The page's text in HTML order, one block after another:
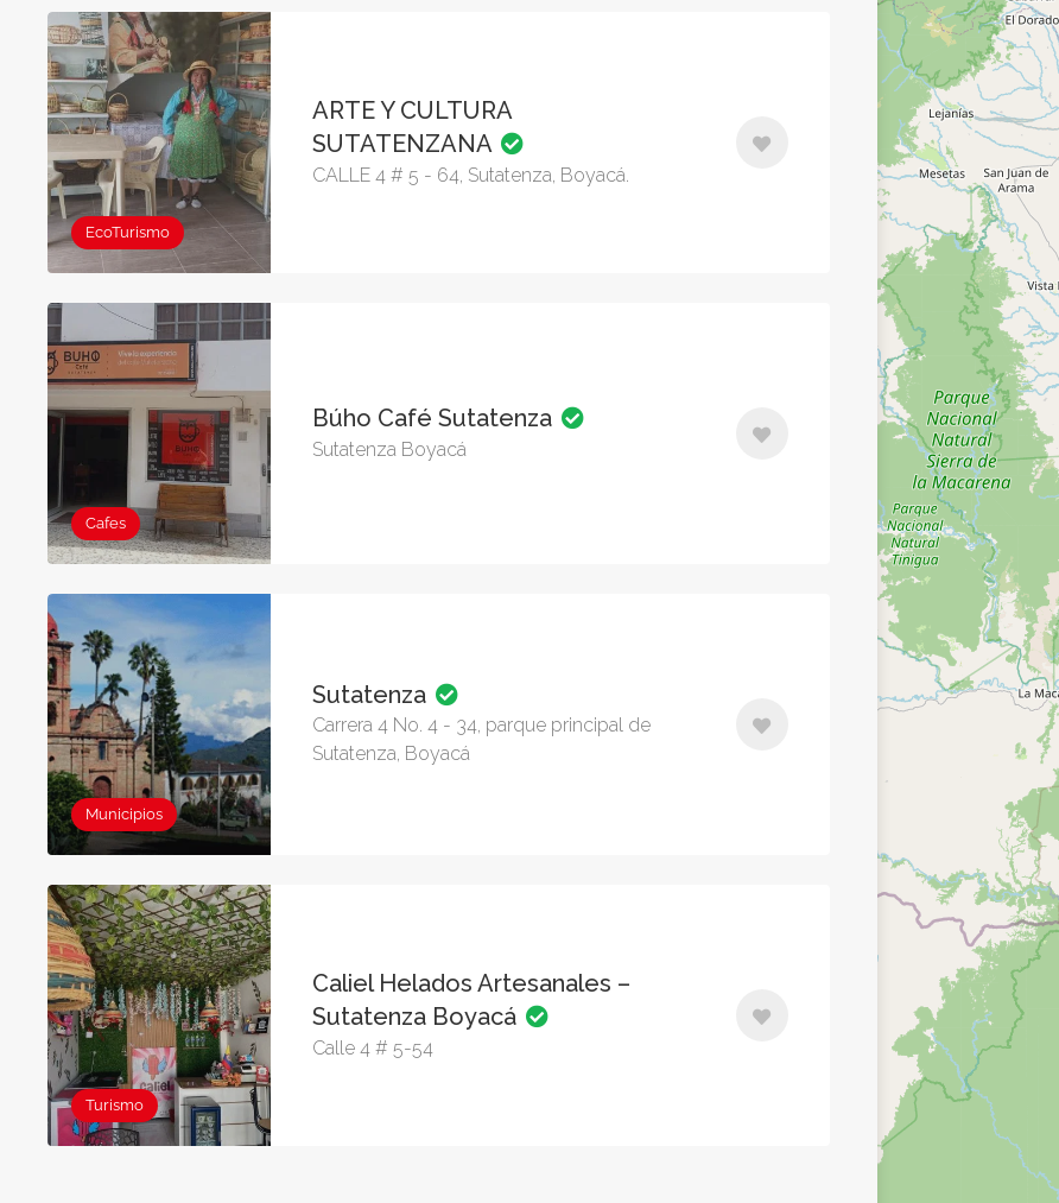
EcoTurismo
ARTE Y CULTURA
SUTATENZANA
CALLE 4 # 5 - 64, Sutatenza, Boyacá.
Cafes
Búho Café Sutatenza
Sutatenza Boyacá
Municipios
Sutatenza
Carrera 4 No. 4 - 34, parque principal de
Sutatenza, Boyacá
Turismo
Caliel Helados Artesanales –
Sutatenza Boyacá
Calle 4 # 5-54